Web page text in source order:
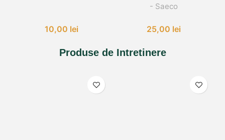
10,00 lei
- Saeco
25,00 lei
Produse de Intretinere